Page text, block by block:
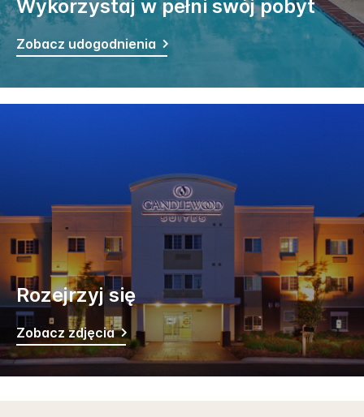
Wykorzystaj w pełni swój pobyt
Zobacz udogodnienia
Rozejrzyj się
Zobacz zdjęcia